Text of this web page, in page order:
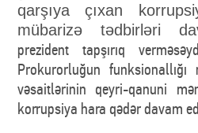
qarşıya çıxan
mübarizə tədbirləri
prezident tapşırıq
Prokurorluğun
vəsaitlərinin qeyri-qanuni
korrupsiya hara qədər davam